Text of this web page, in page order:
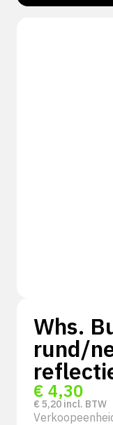
Whs.
rund/
€ 4,30
€ 5,20 incl. BTW